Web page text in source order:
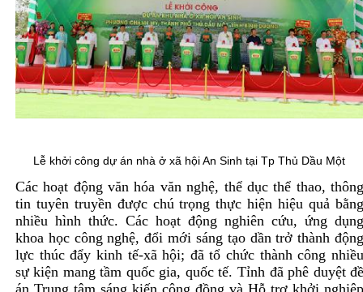
Lễ khởi công dự án nhà ở xã hội An Sinh tại Tp Thủ Dầu Một
Các hoạt động văn hóa văn nghệ, thể dục thể thao,
tin tuyên truyền được chú trọng thực hiện hiệu quả
nhiều hình thức. Các hoạt động nghiên cứu, ứng
khoa học công nghệ, đổi mới sáng tạo dần trở thành
lực thúc đẩy kinh tế-xã hội; đã tổ chức thành công
sự kiện mang tầm quốc gia, quốc tế. Tỉnh đã phê duyệt